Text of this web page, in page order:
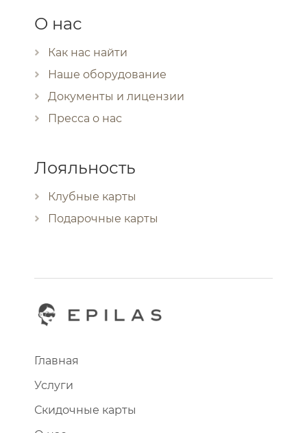
О нас
Как нас найти
Наше оборудование
Документы и лицензии
Пресса о нас
Лояльность
Клубные карты
Подарочные карты
Главная
Услуги
Скидочные карты